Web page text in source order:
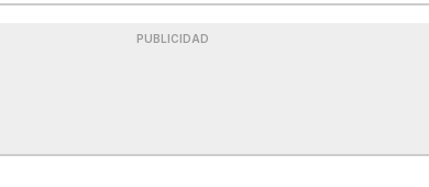
PUBLICIDAD